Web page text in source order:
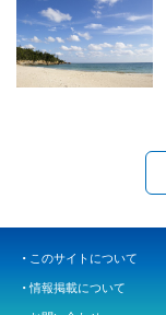
このサイトについて
情報掲載について